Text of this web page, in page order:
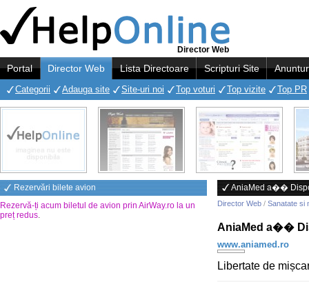
Director Web
Portal Director Web Lista Directoare Scripturi Site
Categorii Adauga site Site-uri noi Top voturi Top vizite Top PR
Rezervări bilete avion
Rezervă-ți acum biletul de avion prin AirWay.ro la un
preț redus.
AniaMed a��
Director Web / Sanatate si
AniaMed a��
www.aniamed.ro
Libertate de